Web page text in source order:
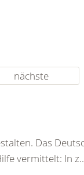
nächste
Das
vermittelt: In